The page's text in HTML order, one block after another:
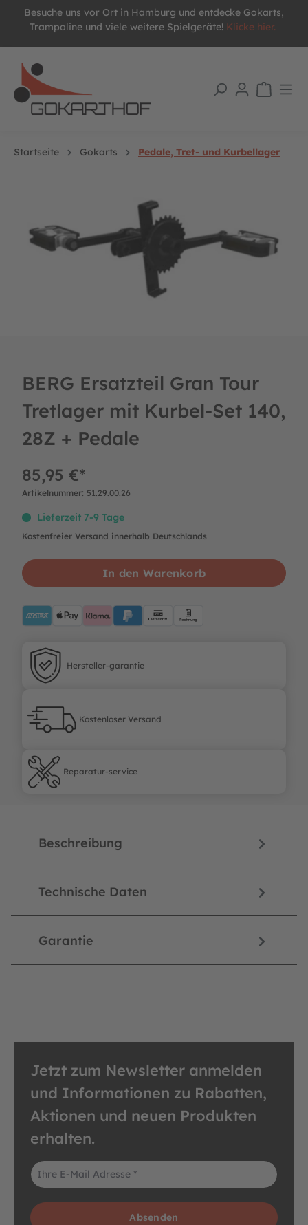
springen
Besuche uns vor Ort in Hamburg und entdecke Gokarts,
Trampoline und viele weitere Spielgeräte! Klicke hier.
Startseite Gokarts
Pedale, Tret- und Kurbellager
BERG Ersatzteil Gran Tour
Tretlager mit Kurbel-Set 140,
28Z + Pedale
85,95 €*
Artikelnummer: 51.29.00.26
Lieferzeit 7-9 Tage
Kostenfreier Versand innerhalb Deutschlands
In den Warenkorb
ApplePayKlarna PayPalBlueLastschrift
Hersteller-garantie
Hersteller-garantie
Kostenloser Versand
Kostenloser Versand
Reparatur-service
Reparatur-service
Beschreibung
Technische Daten
Garantie
Jetzt zum Newsletter anmelden
und Informationen zu Rabatten,
Aktionen und neuen Produkten
erhalten.
E-Mail-Adresse*
Absenden